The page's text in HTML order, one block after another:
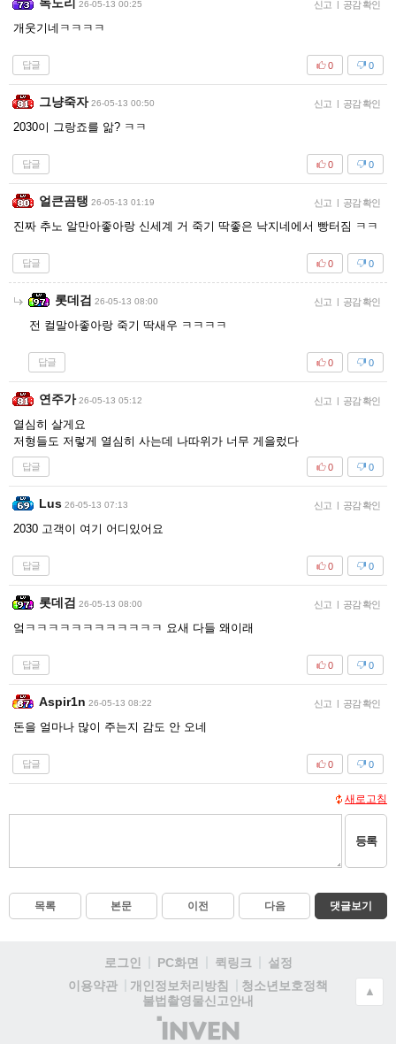
독도리 26-05-13 00:25 신고 | 공감 확인
개웃기네ㅋㅋㅋㅋ
답글 0
0
그냥죽자 26-05-13 00:50 신고 | 공감 확인
2030이 그랑죠를 앎? ㅋㅋ
답글 0
0
얼큰곰탱 26-05-13 01:19 신고 | 공감 확인
진짜 추노 알만아좋아랑 신세계 거 죽기 딱좋은 낙지네에서 빵터짐 ㅋㅋ
답글 0
0
롯데검 26-05-13 08:00 신고 | 공감 확인
전 컬말아좋아랑 죽기 딱새우 ㅋㅋㅋㅋ
답글 0
0
연주가 26-05-13 05:12 신고 | 공감 확인
열심히 살게요
저형들도 저렇게 열심히 사는데 나따위가 너무 게을렀다
답글 0
0
Lus 26-05-13 07:13 신고 | 공감 확인
2030 고객이 여기 어디있어요
답글 0
0
롯데검 26-05-13 08:00 신고 | 공감 확인
엌ㅋㅋㅋㅋㅋㅋㅋㅋㅋㅋㅋㅋ 요새 다들 왜이래
답글 0
0
Aspir1n 26-05-13 08:22 신고 | 공감 확인
돈을 얼마나 많이 주는지 감도 안 오네
답글 0
0
새로고침
등록
목록 본문 이전 다음 댓글보기
로그인 PC화면 퀵링크
설정
이용약관
개인정보처리방침
청소년보호정책
불법촬영물신고안내
(주)
▲